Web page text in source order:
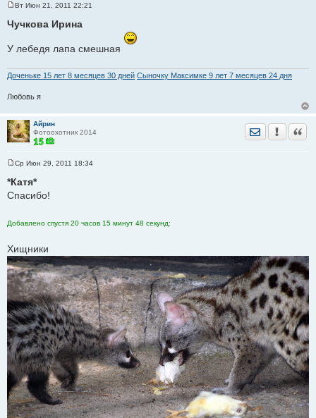
о
е
и
е
Вт Июн 21, 2011 22:21
Чучкова Ирина
У лебедя лапа смешная
Доченьке 15 лет 8 месяцев 30 дней Сыночку Максимке 9 лет 7 месяцев 24 дня
Любовь я
Айрин
Фотоохотник 2014
Отправить
о
о
б
н
Ср Июн 29, 2011 18:34
*Катя*
Спасибо!
Добавлено спустя 20 часов 15 минут 48 секунд:
Хищники